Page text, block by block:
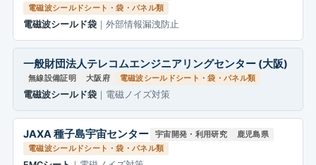
電磁波シールドシート・袋・パネル類
電磁波シールド袋 ｜外部情報漏洩防止
一般財団法人テレコムエンジニアリングセンター (大阪)
無線設備証明 大阪府 電磁波シールドシート・袋・パネル類
電磁波シールド袋 ｜電磁ノイズ対策
JAXA 種子島宇宙センター 宇宙開発・利用研究
鹿児島県
電磁波シールドシート・袋・パネル類